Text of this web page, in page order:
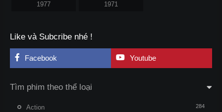
1977 1971
Like và Subcribe nhé !
Facebook Youtube
Tìm phim theo thể loại
Action 284